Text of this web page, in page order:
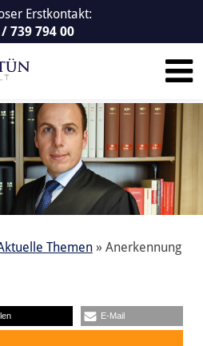
Erstkontakt:
739 794 00
Themen» Anerkennung
E-Mail